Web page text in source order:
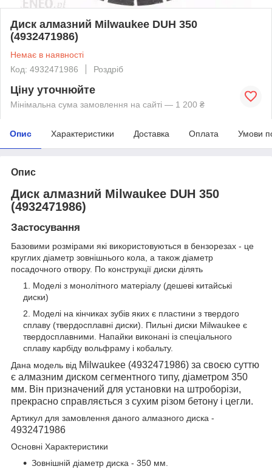
Диск алмазний Milwaukee DUH 350
(4932471986)
Немає в наявності
Код: 4932471986
Роздріб
Ціну уточнюйте
Мінімальна сума замовлення на сайті — 1 200 ₴
Опис Характеристики Доставка Оплата Умови
Опис
Диск алмазний Milwaukee DUH 350
(4932471986)
Застосування
Базовими розмірами які використовуються в бензорезах - це
круглих діаметр зовнішнього кола, а також діаметр
посадочного отвору. По конструкції диски ділять
Моделі з монолітного матеріалу (дешеві китайські
диски)
Моделі на кінчиках зубів яких є пластини з твердого
сплаву (твердосплавні диски). Пильні диски Milwaukee є
твердосплавними. Напайки виконані із спеціального
сплаву карбіду вольфраму і кобальту.
Дана модель від Milwaukee (4932471986) за своєю суттю
є алмазним диском сегментного типу, діаметром 350
мм. Він призначений для установки на штроборізи,
прекрасно справляється з сухим різом бетону і цегли.
Артикул для замовлення даного алмазного диска -
4932471986
Основні Характеристики
Зовнішній діаметр диска - 350 мм.